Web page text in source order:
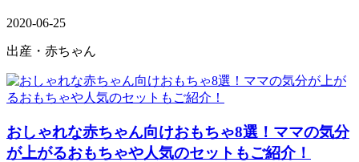
2020-06-25
出産・赤ちゃん
おしゃれな赤ちゃん向けおもちゃ8選！ママの気分
が上がるおもちゃや人気のセットもご紹介！